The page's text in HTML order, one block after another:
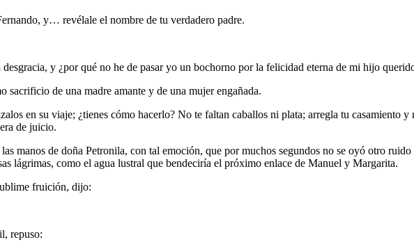
y… revélale el nombre de tu verdadero padre.
y ¿por qué no he de pasar yo un bochorno por la felicidad eterna de mi hijo
sacrificio de una madre amante y de una mujer engañada.
en su viaje; ¿tienes cómo hacerlo? No te faltan caballos ni plata; arregla tu casamiento y
de juicio.
manos de doña Petronila, con tal emoción, que por muchos segundos no se oyó otro
lágrimas, como el agua lustral que bendeciría el próximo enlace de Manuel y Margarita.
fruición, dijo:
repuso: